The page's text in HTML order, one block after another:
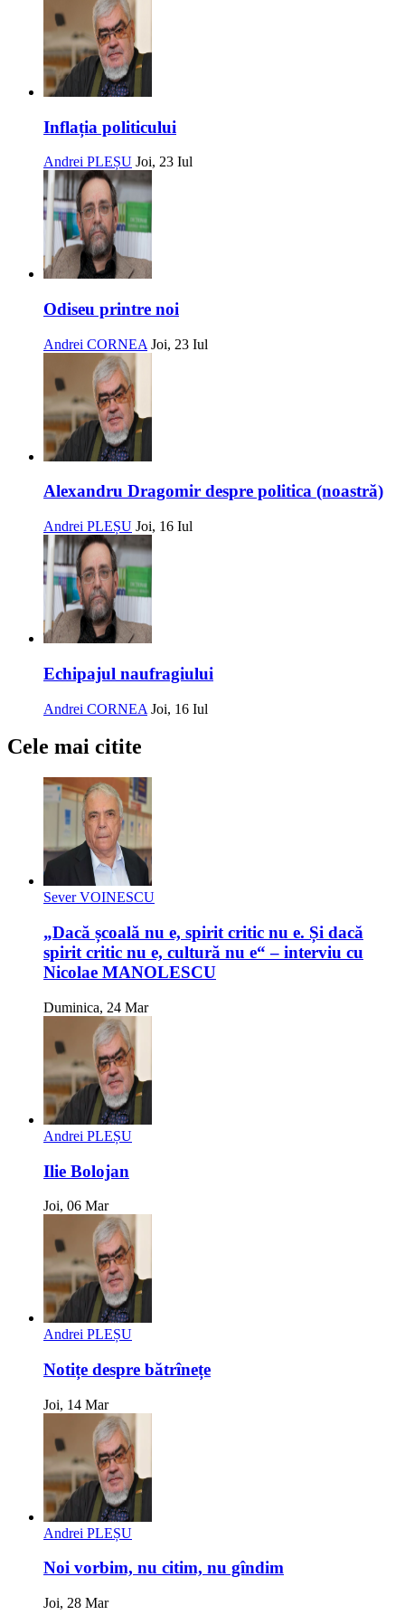
Inflația politicului
Andrei PLEȘU Joi, 23 Iul
Odiseu printre noi
Andrei CORNEA Joi, 23 Iul
Alexandru Dragomir despre politica (noastră)
Andrei PLEȘU Joi, 16 Iul
Echipajul naufragiului
Andrei CORNEA Joi, 16 Iul
Cele mai citite
Sever VOINESCU
„Dacă școală nu e, spirit critic nu e. Și dacă
spirit critic nu e, cultură nu e“ – interviu cu
Nicolae MANOLESCU
Duminica, 24 Mar
Andrei PLEȘU
Ilie Bolojan
Joi, 06 Mar
Andrei PLEȘU
Notițe despre bătrînețe
Joi, 14 Mar
Andrei PLEȘU
Noi vorbim, nu citim, nu gîndim
Joi, 28 Mar